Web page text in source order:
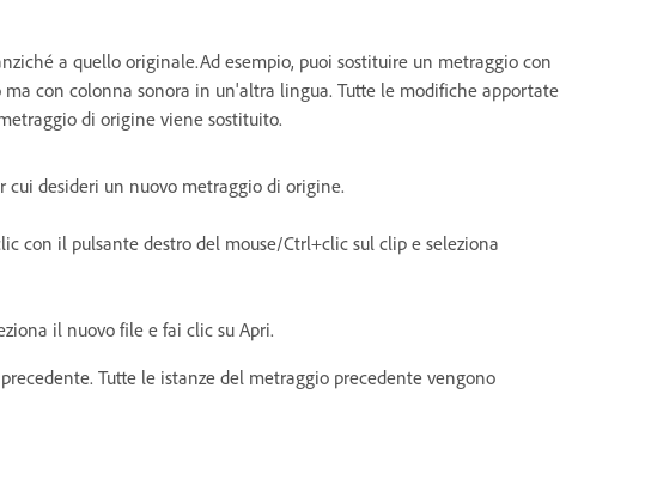
a quello originale.Ad esempio, puoi sostituire un metraggio con
con colonna sonora in un'altra lingua. Tutte le modifiche apportate
di origine viene sostituito.
cui desideri un nuovo metraggio di origine.
con il pulsante destro del mouse/Ctrl+clic sul clip e seleziona
il nuovo file e fai clic su Apri.
Tutte le istanze del metraggio precedente vengono